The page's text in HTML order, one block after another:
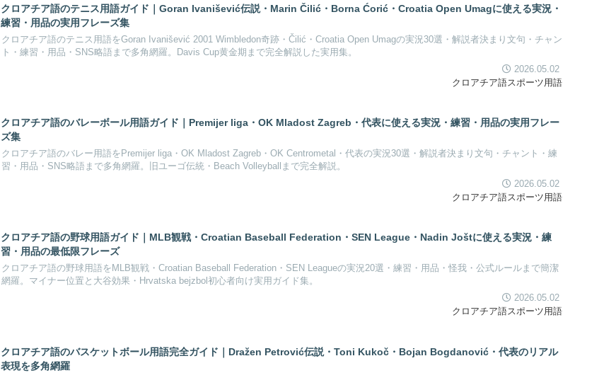
クロアチア語のテニス用語ガイド｜Goran Ivanišević伝説・Marin Čilić・Borna Ćorić・Croatia Open Umagに使える実況・
練習・用品の実用フレーズ集
クロアチア語のテニス用語をGoran Ivanišević 2001 Wimbledon奇跡・Čilić・Croatia Open Umagの実況30選・解説者決まり文句・チャン
ト・練習・用品・SNS略語まで多角網羅。Davis Cup黄金期まで完全解説した実用集。
2026.05.02
クロアチア語スポーツ用語
クロアチア語のバレーボール用語ガイド｜Premijer liga・OK Mladost Zagreb・代表に使える実況・練習・用品の実用フレー
ズ集
クロアチア語のバレー用語をPremijer liga・OK Mladost Zagreb・OK Centrometal・代表の実況30選・解説者決まり文句・チャント・練
習・用品・SNS略語まで多角網羅。旧ユーゴ伝統・Beach Volleyballまで完全解説。
2026.05.02
クロアチア語スポーツ用語
クロアチア語の野球用語ガイド｜MLB観戦・Croatian Baseball Federation・SEN League・Nadin Joštに使える実況・練
習・用品の最低限フレーズ
クロアチア語の野球用語をMLB観戦・Croatian Baseball Federation・SEN Leagueの実況20選・練習・用品・怪我・公式ルールまで簡潔
網羅。マイナー位置と大谷効果・Hrvatska bejzbol初心者向け実用ガイド集。
2026.05.02
クロアチア語スポーツ用語
クロアチア語のバスケットボール用語完全ガイド｜Dražen Petrović伝説・Toni Kukoč・Bojan Bogdanović・代表のリアル
表現を多角網羅